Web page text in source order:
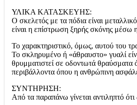
ΥΛΙΚΑ ΚΑΤΑΣΚΕΥΗΣ:
Ο σκελετός με τα πόδια είναι
είναι η επίστρωση ξηρής σκόνης μέσω
Το χαρακτηριστικό, όμως, αυτού του
Το σκληρυμένο ή «άθραυστο» γυαλί
θρυμματιστεί σε οδοντωτά θραύσματα
περιβάλλοντα όπου η ανθρώπινη
ΣΥΝΤΗΡΗΣΗ:
Από τα παραπάνω γίνεται αντιληπτό